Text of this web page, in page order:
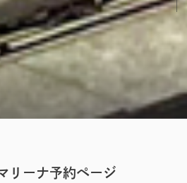
リーナ予約ページ